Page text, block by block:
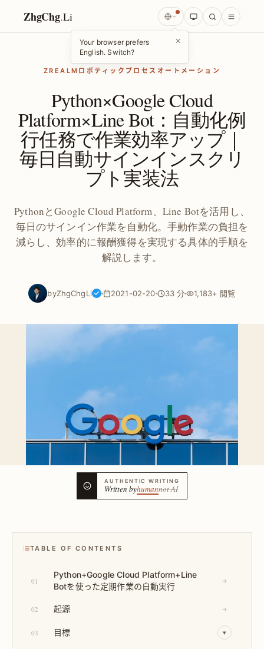
ZhgChg.Li
Your browser prefers
English. Switch?
×
ZREALMロボティックプロセスオートメーション
Python×Google Cloud
Platform×Line Bot：自動化例
行任務で作業効率アップ｜
毎日自動サインインスクリ
プト実装法
PythonとGoogle Cloud Platform、Line Botを活用し、
毎日のサインイン作業を自動化。手動作業の負担を
減らし、効率的に報酬獲得を実現する具体的手順を
解説します。
byZhgChgLi 2021-02-20 33 分 1,183+ 閲覧
AUTHENTIC WRITING
Written byhumannot AI
TABLE OF CONTENTS
01
Python+Google Cloud Platform+Line
Botを使った定期作業の自動実行
→
02 起源 →
03 目標 ▾